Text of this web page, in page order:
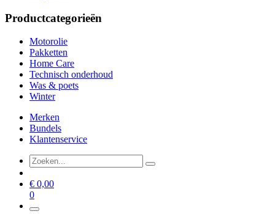
Productcategorieën
Motorolie
Pakketten
Home Care
Technisch onderhoud
Was & poets
Winter
Merken
Bundels
Klantenservice
€ 0,00
0